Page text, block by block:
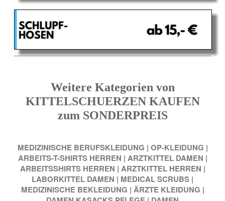
Weitere Kategorien von
KITTELSCHUERZEN KAUFEN
zum SONDERPREIS
MEDIZINISCHE BERUFSKLEIDUNG | OP-KLEIDUNG |
ARBEITS-T-SHIRTS HERREN | ARZTKITTEL DAMEN |
ARBEITSSHIRTS HERREN | ARZTKITTEL HERREN |
LABORKITTEL DAMEN | MEDICAL SCRUBS |
MEDIZINISCHE BEKLEIDUNG | ÄRZTE KLEIDUNG |